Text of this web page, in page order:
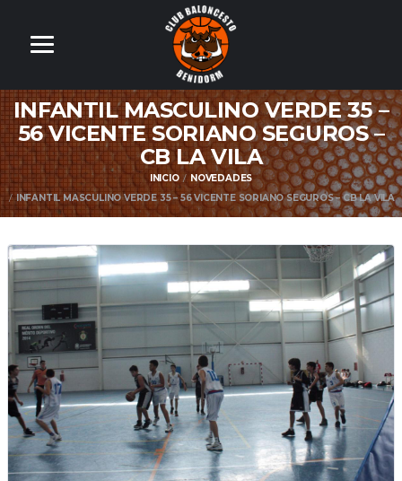
INFANTIL MASCULINO VERDE 35 –
56 VICENTE SORIANO SEGUROS –
CB LA VILA
INICIO
NOVEDADES
INFANTIL MASCULINO VERDE 35 – 56 VICENTE SORIANO SEGUROS – CB LA VILA